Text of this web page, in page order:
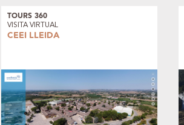
TOURS 360
VISITA VIRTUAL
CEEI LLEIDA